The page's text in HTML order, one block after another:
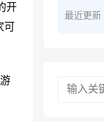
开
可
最近更新